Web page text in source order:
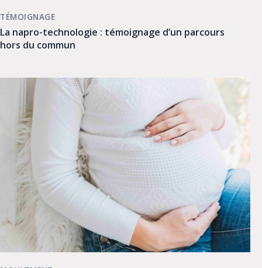
La napro-technologie : témoignage d’un parcours
hors du commun
TÉMOIGNAGE